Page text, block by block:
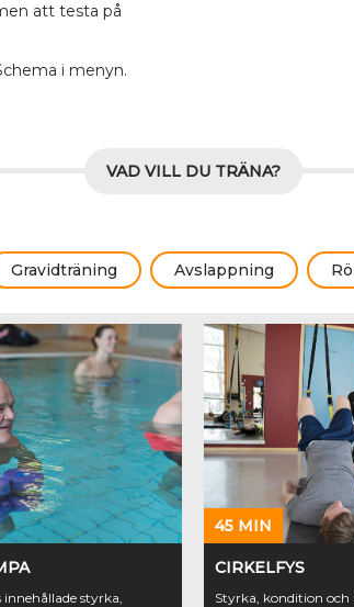
att testa på
i menyn.
VAD VILL DU TRÄNA?
Gravidträning Avslappning
styrka,
45 MIN
CIRKELFYS
Styrka, kondition